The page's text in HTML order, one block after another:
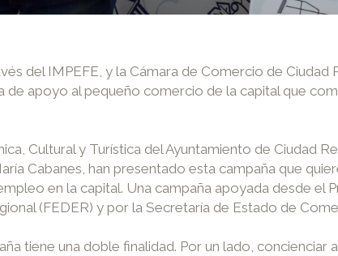
del IMPEFE, y la Cámara de Comercio de
de apoyo al pequeño comercio de la capital que
Cultural y Turística del Ayuntamiento de Ciudad
Cabanes, han presentado esta campaña que
en la capital. Una campaña apoyada desde el
(FEDER) y por la Secretaría de Estado de
tiene una doble finalidad. Por un lado,